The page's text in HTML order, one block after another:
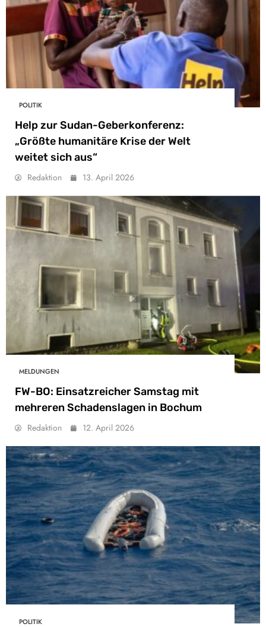
POLITIK
Help zur Sudan-Geberkonferenz:
„Größte humanitäre Krise der Welt
weitet sich aus“
Redaktion 13. April 2026
MELDUNGEN
FW-BO: Einsatzreicher Samstag mit
mehreren Schadenslagen in Bochum
Redaktion 12. April 2026
POLITIK